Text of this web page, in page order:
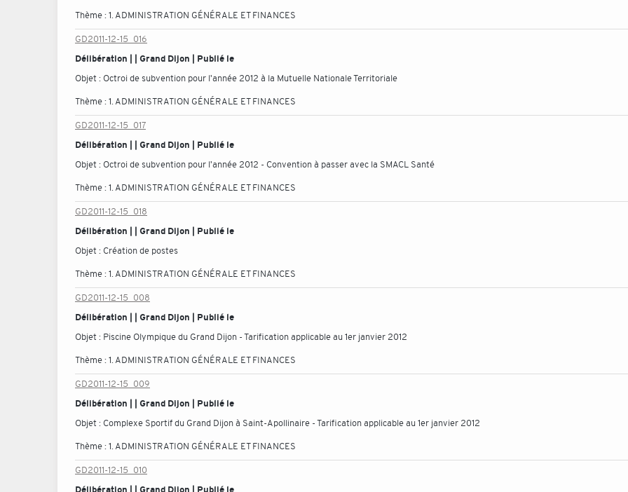
Thème :1. ADMINISTRATION GÉNÉRALE ET FINANCES
GD2011-12-15_016
Délibération | | Grand Dijon | Publié le
Objet : Octroi de subvention pour l'année 2012 à la Mutuelle Nationale Territoriale
Thème :1. ADMINISTRATION GÉNÉRALE ET FINANCES
GD2011-12-15_017
Délibération | | Grand Dijon | Publié le
Objet : Octroi de subvention pour l'année 2012 - Convention à passer avec la SMACL Santé
Thème :1. ADMINISTRATION GÉNÉRALE ET FINANCES
GD2011-12-15_018
Délibération | | Grand Dijon | Publié le
Objet : Création de postes
Thème :1. ADMINISTRATION GÉNÉRALE ET FINANCES
GD2011-12-15_008
Délibération | | Grand Dijon | Publié le
Objet : Piscine Olympique du Grand Dijon - Tarification applicable au 1er janvier 2012
Thème :1. ADMINISTRATION GÉNÉRALE ET FINANCES
GD2011-12-15_009
Délibération | | Grand Dijon | Publié le
Objet : Complexe Sportif du Grand Dijon à Saint-Apollinaire - Tarification applicable au 1er janvier 2012
Thème :1. ADMINISTRATION GÉNÉRALE ET FINANCES
GD2011-12-15_010
Délibération | | Grand Dijon | Publié le